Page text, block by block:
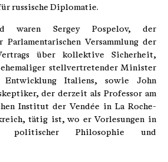
russische Diplomatie.
waren Sergey Pospelov, der
Versammlung der
über kollektive Sicherheit,
stellvertretender Minister
Italiens, sowie John
der derzeit als Professor am
Institut der Vendée in La Roche-
tätig ist, wo er Vorlesungen in
politischer Philosophie und